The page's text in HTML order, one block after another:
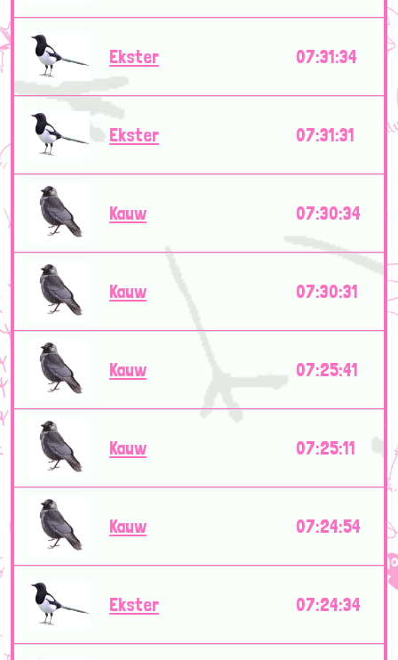
Ekster 07:31:34
Ekster 07:31:31
Kauw 07:30:34
Kauw 07:30:31
Kauw 07:25:41
Kauw 07:25:11
Kauw 07:24:54
Ekster 07:24:34